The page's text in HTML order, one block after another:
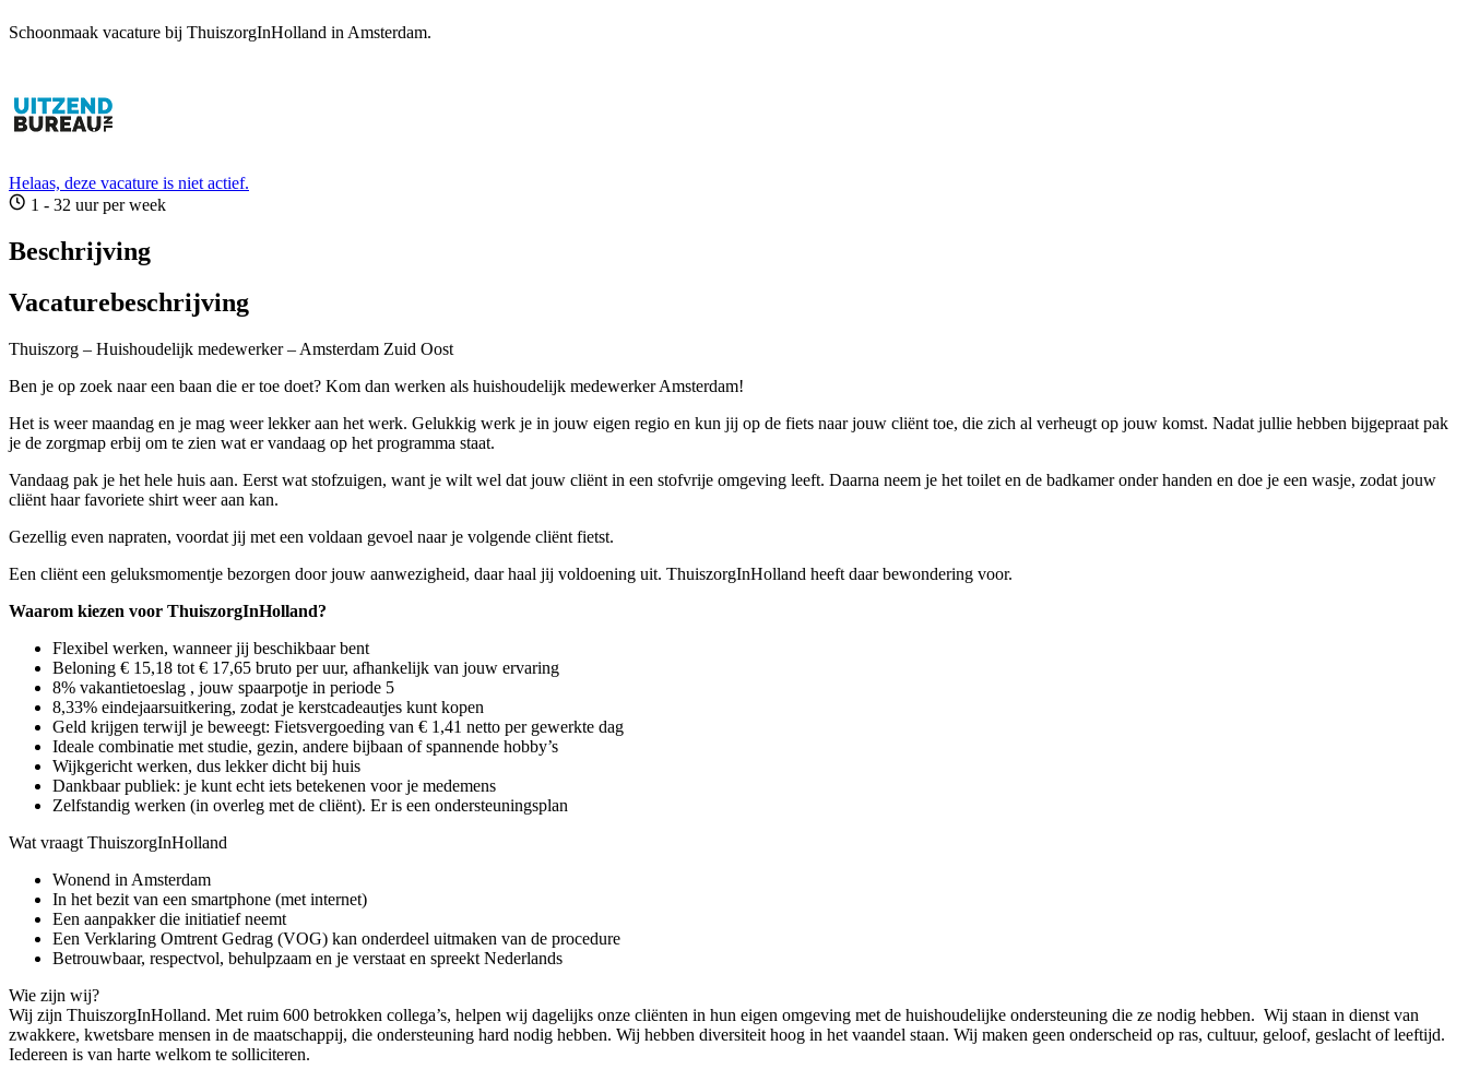
Schoonmaak vacature bij ThuiszorgInHolland in Amsterdam.
Helaas, deze vacature is niet actief.
1 - 32 uur per week
Beschrijving
Vacaturebeschrijving
Thuiszorg – Huishoudelijk medewerker – Amsterdam Zuid Oost
Ben je op zoek naar een baan die er toe doet? Kom dan werken als huishoudelijk medewerker Amsterdam!
Het is weer maandag en je mag weer lekker aan het werk. Gelukkig werk je in jouw eigen regio en kun jij op de fiets naar jouw cliënt toe, die zich al verheugt op jouw komst. Nadat jullie hebben bijgepraat pak
je de zorgmap erbij om te zien wat er vandaag op het programma staat.
Vandaag pak je het hele huis aan. Eerst wat stofzuigen, want je wilt wel dat jouw cliënt in een stofvrije omgeving leeft. Daarna neem je het toilet en de badkamer onder handen en doe je een wasje, zodat jouw
cliënt haar favoriete shirt weer aan kan.
Gezellig even napraten, voordat jij met een voldaan gevoel naar je volgende cliënt fietst.
Een cliënt een geluksmomentje bezorgen door jouw aanwezigheid, daar haal jij voldoening uit. ThuiszorgInHolland heeft daar bewondering voor.
Waarom kiezen voor ThuiszorgInHolland?
Flexibel werken, wanneer jij beschikbaar bent
Beloning € 15,18 tot € 17,65 bruto per uur, afhankelijk van jouw ervaring
8% vakantietoeslag , jouw spaarpotje in periode 5
8,33% eindejaarsuitkering, zodat je kerstcadeautjes kunt kopen
Geld krijgen terwijl je beweegt: Fietsvergoeding van € 1,41 netto per gewerkte dag
Ideale combinatie met studie, gezin, andere bijbaan of spannende hobby’s
Wijkgericht werken, dus lekker dicht bij huis
Dankbaar publiek: je kunt echt iets betekenen voor je medemens
Zelfstandig werken (in overleg met de cliënt). Er is een ondersteuningsplan
Wat vraagt ThuiszorgInHolland
Wonend in Amsterdam
In het bezit van een smartphone (met internet)
Een aanpakker die initiatief neemt
Een Verklaring Omtrent Gedrag (VOG) kan onderdeel uitmaken van de procedure
Betrouwbaar, respectvol, behulpzaam en je verstaat en spreekt Nederlands
Wie zijn wij?
Wij zijn ThuiszorgInHolland. Met ruim 600 betrokken collega’s, helpen wij dagelijks onze cliënten in hun eigen omgeving met de huishoudelijke ondersteuning die ze nodig hebben. Wij staan in dienst van
zwakkere, kwetsbare mensen in de maatschappij, die ondersteuning hard nodig hebben. Wij hebben diversiteit hoog in het vaandel staan. Wij maken geen onderscheid op ras, cultuur, geloof, geslacht of leeftijd.
Iedereen is van harte welkom te solliciteren.